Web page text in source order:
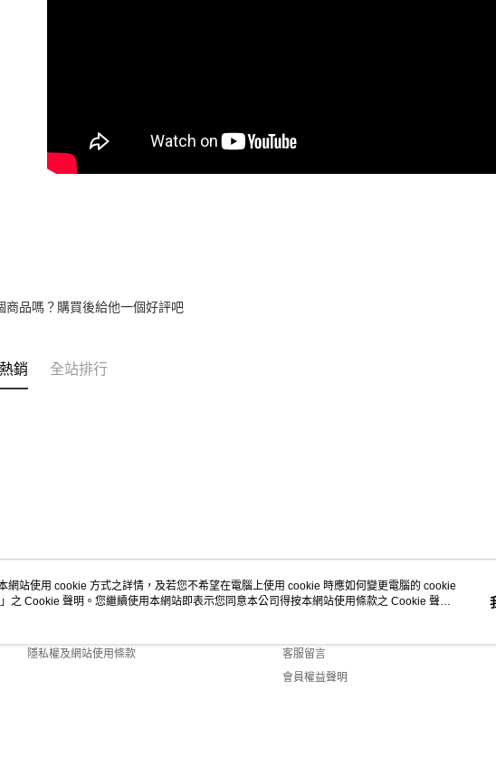
商品嗎？購買後給他一個好評吧
銷 全站排行
關於我們
隱私權及網站使用條款
客服資訊
客服留言
會員權益聲明
網站使用 cookie 方式之詳情，及若您不希望在電腦上使用 cookie 時應如何變更電腦的 cookie
」之 Cookie 聲明。您繼續使用本網站即表示您同意本公司得按本網站使用條款之 Cookie 聲明